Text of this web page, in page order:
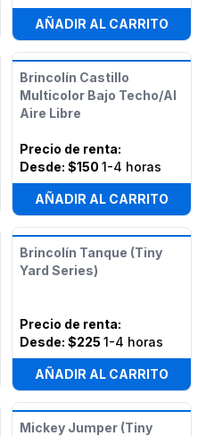
AÑADIR AL CARRITO
Brincolín Castillo
Multicolor Bajo Techo/Al
Aire Libre
Precio de renta:
Desde: $150 1-4 horas
AÑADIR AL CARRITO
Brincolín Tanque (Tiny
Yard Series)
Precio de renta:
Desde: $225 1-4 horas
AÑADIR AL CARRITO
Mickey Jumper (Tiny